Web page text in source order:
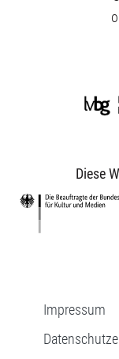
Diese
Impressum